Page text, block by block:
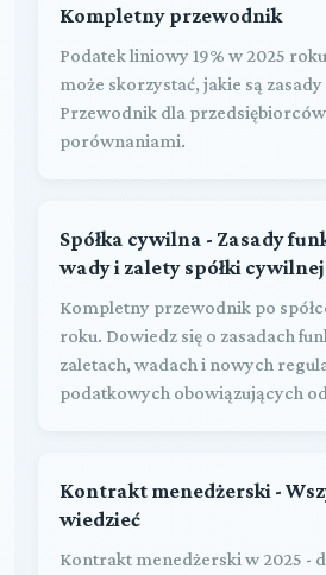
Kompletny przewodnik
Podatek liniowy 19% w 2025
może skorzystać, jakie są
Przewodnik dla przedsiębiorców
porównaniami.
Spółka cywilna - Zasady
wady i zalety spółki
Kompletny przewodnik po
roku. Dowiedz się o zasadach
zaletach, wadach i nowych
podatkowych obowiązujących
Kontrakt menedżerski -
wiedzieć
Kontrakt menedżerski w 2025 -